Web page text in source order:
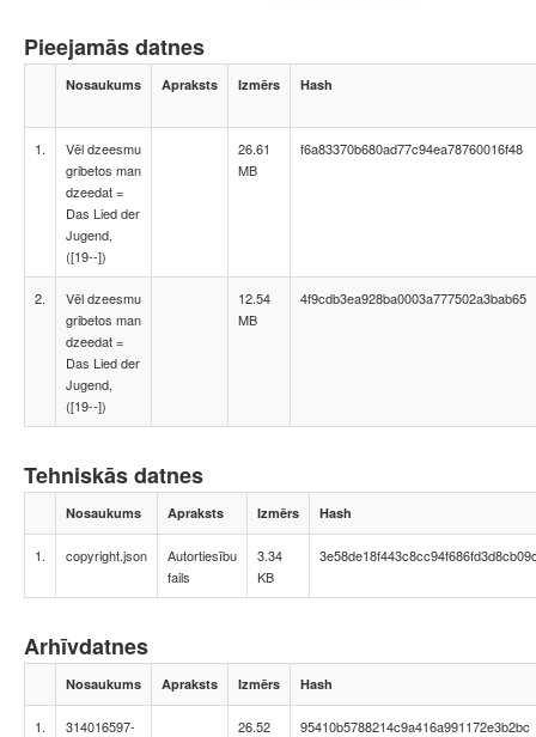
Pieejamās datnes
Nosaukums Apraksts Izmērs Hash
1.
Vēl dzeesmu
gribetos man
dzeedat =
Das Lied der
Jugend,
([19--])
26.61
MB
f6a83370b680ad77c94ea78760016f48
2.
Vēl dzeesmu
gribetos man
dzeedat =
Das Lied der
Jugend,
([19--])
12.54
MB
4f9cdb3ea928ba0003a777502a3bab65
Tehniskās datnes
Nosaukums Apraksts Izmērs Hash
1. copyright.json
Autortiesību
fails
3.34
KB
Arhīvdatnes
Nosaukums Apraksts Izmērs Hash
1.
314016597-
26.52
95410b5788214c9a416a991172e3b2bc